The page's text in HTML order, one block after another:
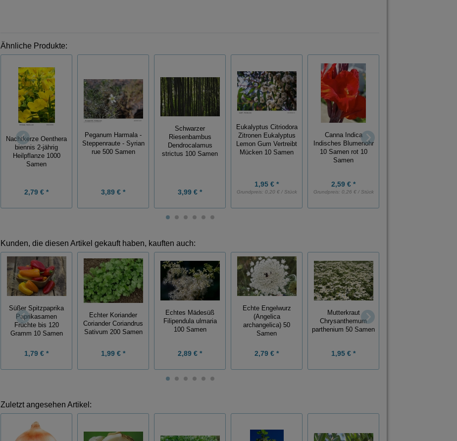
Ähnliche Produkte:
Nachtkerze Oenthera
biennis 2-jährig
Heilpflanze 1000
Samen
2,79 € *
Peganum Harmala -
Steppenraute - Syrian
rue 500 Samen
3,89 € *
Schwarzer
Riesenbambus
Dendrocalamus
strictus 100 Samen
3,99 € *
Eukalyptus Citriodora
Zitronen Eukalyptus
Lemon Gum Vertreibt
Mücken 10 Samen
1,95 € *
Grundpreis: 0,20 € / Stück
Canna Indica
Indisches Blumenohr
10 Samen rot 10
Samen
2,59 € *
Grundpreis: 0,26 € / Stück
Kunden, die diesen Artikel gekauft haben, kauften auch:
Süßer Spitzpaprika
Paprikasamen
Früchte bis 120
Gramm 10 Samen
1,79 € *
Echter Koriander
Coriander Coriandrus
Sativum 200 Samen
1,99 € *
Echtes Mädesüß
Filipendula ulmaria
100 Samen
2,89 € *
Echte Engelwurz
(Angelica
archangelica) 50
Samen
2,79 € *
Mutterkraut
Chrysanthemum
parthenium 50 Samen
1,95 € *
Zuletzt angesehen Artikel: